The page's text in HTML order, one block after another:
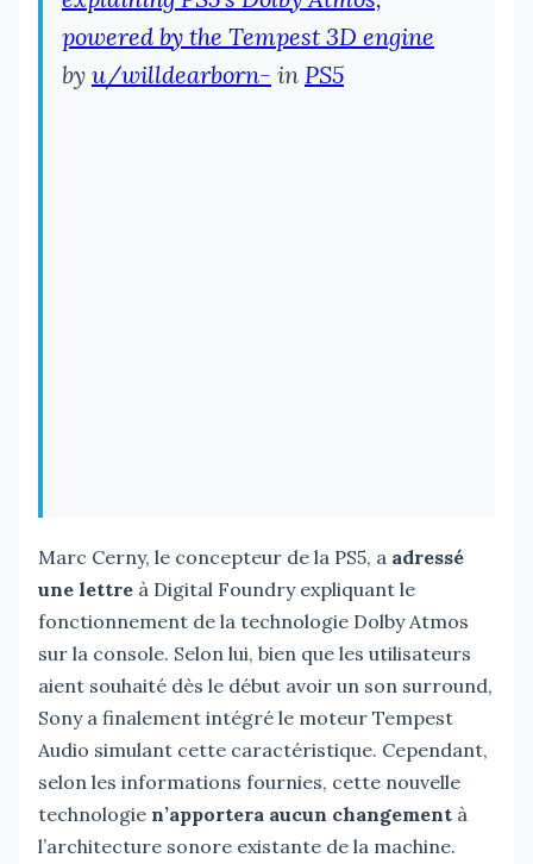
powered by the Tempest 3D engine
by u/willdearborn- in PS5
Marc Cerny, le concepteur de la PS5, a adressé
une lettre à Digital Foundry expliquant le
fonctionnement de la technologie Dolby Atmos
sur la console. Selon lui, bien que les utilisateurs
aient souhaité dès le début avoir un son surround,
Sony a finalement intégré le moteur Tempest
Audio simulant cette caractéristique. Cependant,
selon les informations fournies, cette nouvelle
technologie n’apportera aucun changement à
l’architecture sonore existante de la machine.